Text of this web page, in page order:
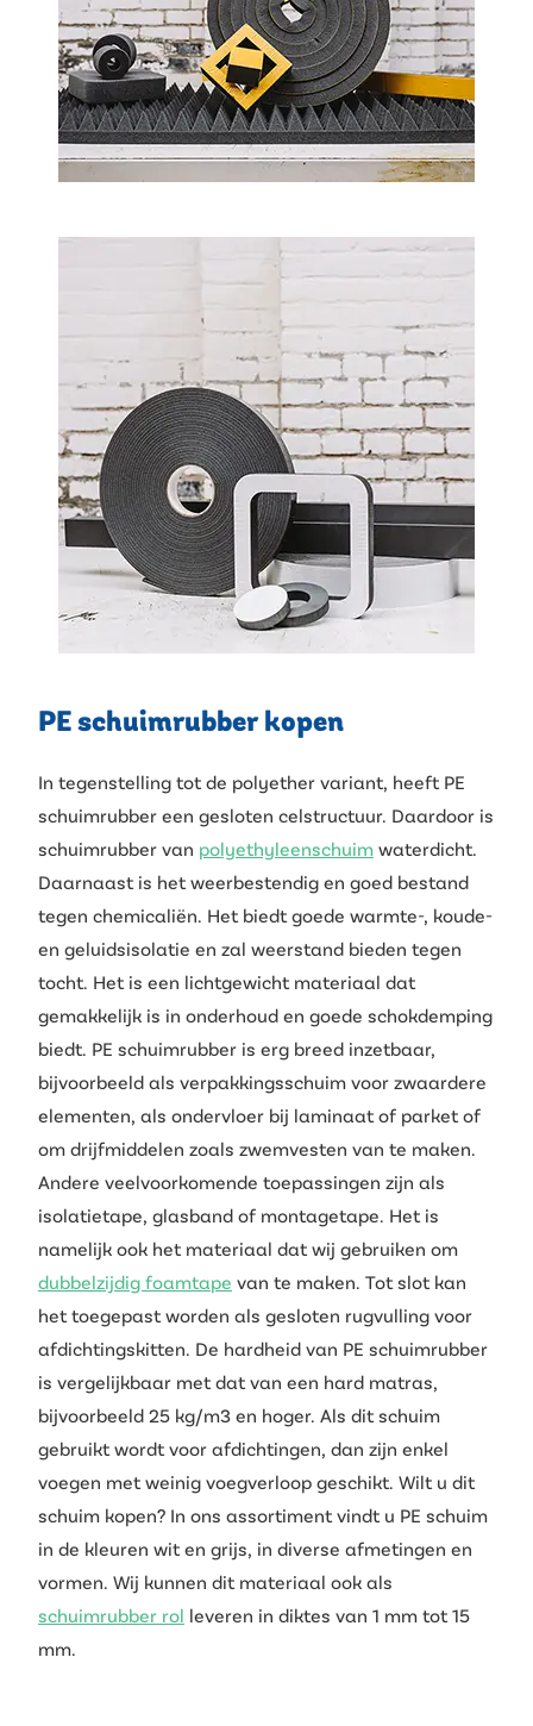
PE schuimrubber kopen
In tegenstelling tot de polyether variant, heeft PE
schuimrubber een gesloten celstructuur. Daardoor is
schuimrubber van polyethyleenschuim waterdicht.
Daarnaast is het weerbestendig en goed bestand
tegen chemicaliën. Het biedt goede warmte-, koude-
en geluidsisolatie en zal weerstand bieden tegen
tocht. Het is een lichtgewicht materiaal dat
gemakkelijk is in onderhoud en goede schokdemping
biedt. PE schuimrubber is erg breed inzetbaar,
bijvoorbeeld als verpakkingsschuim voor zwaardere
elementen, als ondervloer bij laminaat of parket of
om drijfmiddelen zoals zwemvesten van te maken.
Andere veelvoorkomende toepassingen zijn als
isolatietape, glasband of montagetape. Het is
namelijk ook het materiaal dat wij gebruiken om
dubbelzijdig foamtape van te maken. Tot slot kan
het toegepast worden als gesloten rugvulling voor
afdichtingskitten. De hardheid van PE schuimrubber
is vergelijkbaar met dat van een hard matras,
bijvoorbeeld 25 kg/m3 en hoger. Als dit schuim
gebruikt wordt voor afdichtingen, dan zijn enkel
voegen met weinig voegverloop geschikt. Wilt u dit
schuim kopen? In ons assortiment vindt u PE schuim
in de kleuren wit en grijs, in diverse afmetingen en
vormen. Wij kunnen dit materiaal ook als
schuimrubber rol leveren in diktes van 1 mm tot 15
mm.